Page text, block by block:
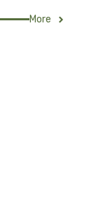
More